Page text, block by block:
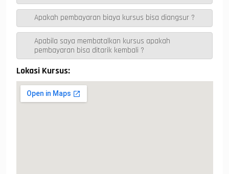
Apakah pembayaran biaya kursus bisa diangsur ?
Apabila saya membatalkan kursus apakah
pembayaran bisa ditarik kembali ?
Lokasi Kursus: